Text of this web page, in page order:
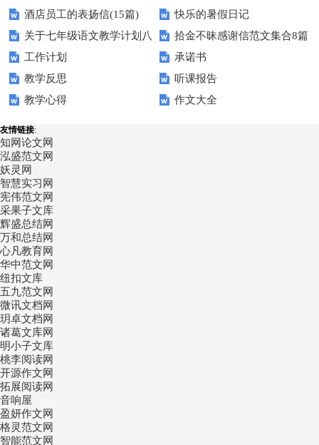
篇
酒店员工的表扬信(15篇)
快乐的暑假日记
关于七年级语文教学计划八
篇
拾金不昧感谢信范文集合8篇
工作计划
承诺书
教学反思
听课报告
教学心得
作文大全
友情链接:
知网论文网
泓盛范文网
妖灵网
智慧实习网
宪伟范文网
采果子文库
辉盛总结网
万和总结网
心凡教育网
华中范文网
纽扣文库
五九范文网
微讯文档网
玥卓文档网
诸葛文库网
明小子文库
桃李阅读网
开源作文网
拓展阅读网
音响屋
盈妍作文网
格灵范文网
智能范文网